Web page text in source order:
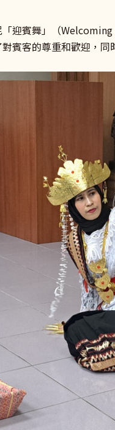
迎賓舞」（
賓客的尊重和歡迎，